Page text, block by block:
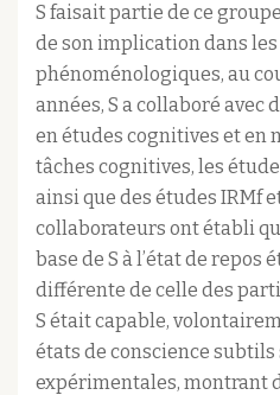
S faisait partie de ce
de son implication dans
phénoménologiques, au
années, S a collaboré
en études cognitives et en
tâches cognitives, les
ainsi que des études IRMf
collaborateurs ont établi
base de S à l’état de
différente de celle des
S était capable,
états de conscience
expérimentales, montrant